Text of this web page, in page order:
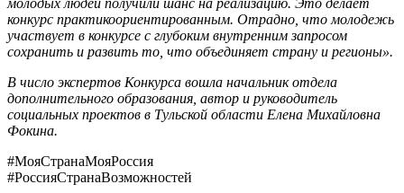
молодых людей получили шанс на реализацию. Это делает
конкурс практикоориентированным. Отрадно, что молодежь
участвует в конкурсе с глубоким внутренним запросом
сохранить и развить то, что объединяет страну и регионы».
В число экспертов Конкурса вошла начальник отдела
дополнительного образования, автор и руководитель
социальных проектов в Тульской области Елена Михайловна
Фокина.
#МояСтранаМояРоссия
#РоссияСтранаВозможностей